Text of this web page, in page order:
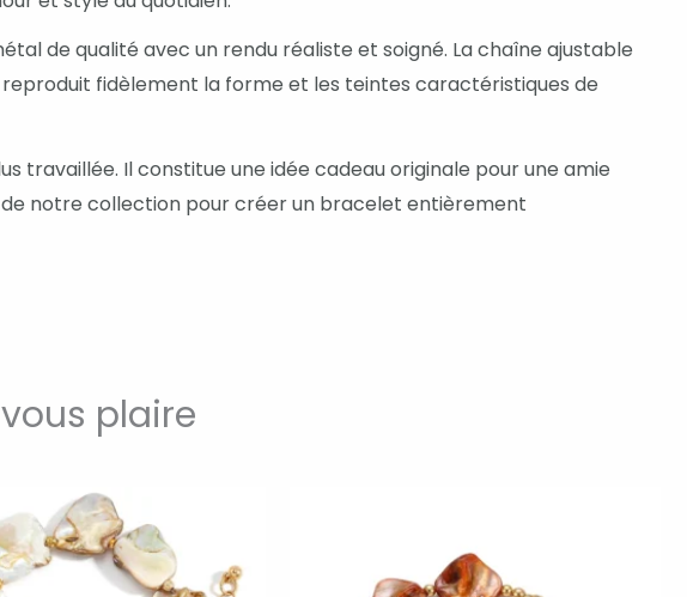
de qualité avec un rendu réaliste et soigné. La chaîne ajustable
fidèlement la forme et les teintes caractéristiques de
travaillée. Il constitue une idée cadeau originale pour une amie
de notre collection pour créer un bracelet entièrement
plaire